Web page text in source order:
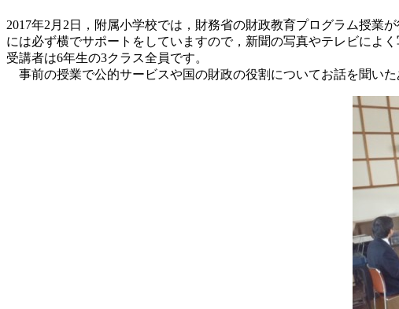
2017年2月2日，附属小学校では，財務省の財政教育プログラム授業
には必ず横でサポートをしていますので，新聞の写真やテレビによ
受講者は6年生の3クラス全員です。
事前の授業で公的サービスや国の財政の役割についてお話を聞いた